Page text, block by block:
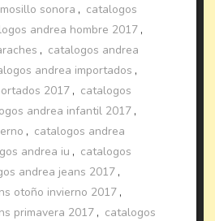
sonora , catalogos
andrea hombre 2017 ,
, catalogos andrea
andrea importados ,
2017 , catalogos
andrea infantil 2017 ,
, catalogos andrea
andrea iu , catalogos
andrea jeans 2017 ,
otoño invierno 2017 ,
primavera 2017 , catalogos